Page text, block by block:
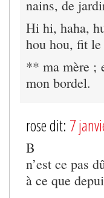
nains, de
Hi hi, haha,
hou hou, fit le
** ma mère ;
mon bordel.
rose dit: 7
B
n’est ce pas
à ce que